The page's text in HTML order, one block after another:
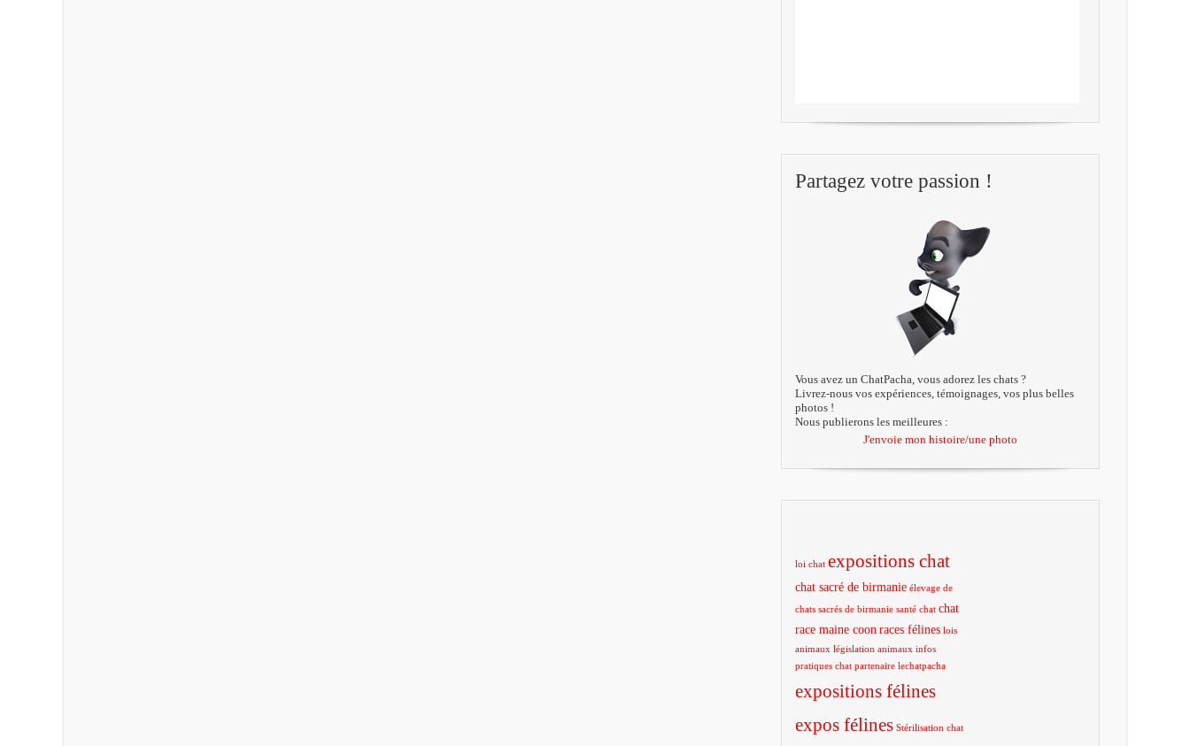
Partagez votre passion !
Vous avez un ChatPacha, vous adorez les chats ?
Livrez-nous vos expériences, témoignages, vos plus belles
photos !
Nous publierons les meilleures :
J'envoie mon histoire/une photo
loi chat expositions chat
chat sacré de birmanie élevage de
chats sacrés de birmanie santé chat chat
race maine coon races félines lois
animaux législation animaux infos
pratiques chat partenaire lechatpacha
expositions félines
expos félines Stérilisation chat